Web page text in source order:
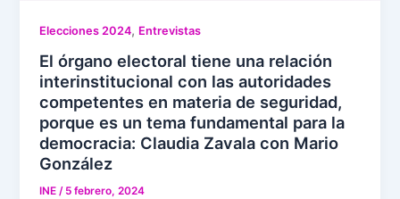
Elecciones 2024, Entrevistas
El órgano electoral tiene una relación
interinstitucional con las autoridades
competentes en materia de seguridad,
porque es un tema fundamental para la
democracia: Claudia Zavala con Mario
González
INE/ 5 febrero, 2024